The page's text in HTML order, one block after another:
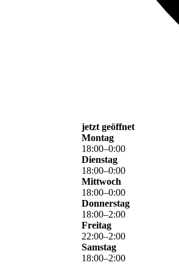
jetzt geöffnet
Montag
18:00–0:00
Dienstag
18:00–0:00
Mittwoch
18:00–0:00
Donnerstag
18:00–2:00
Freitag
22:00–2:00
Samstag
18:00–2:00